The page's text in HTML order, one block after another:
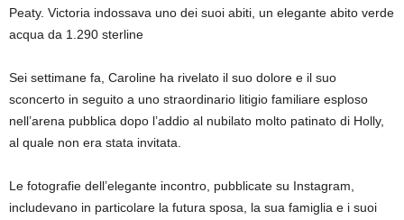
Peaty. Victoria indossava uno dei suoi abiti, un elegante abito verde
acqua da 1.290 sterline
Sei settimane fa, Caroline ha rivelato il suo dolore e il suo
sconcerto in seguito a uno straordinario litigio familiare esploso
nell’arena pubblica dopo l’addio al nubilato molto patinato di Holly,
al quale non era stata invitata.
Le fotografie dell’elegante incontro, pubblicate su Instagram,
includevano in particolare la futura sposa, la sua famiglia e i suoi